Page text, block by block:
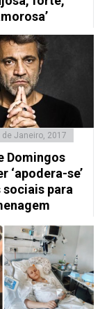
de Janeiro, 2017
Domingos
‘apodera-se’
sociais para